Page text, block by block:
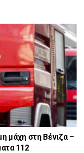
μάχη στη Βένιζα –
112